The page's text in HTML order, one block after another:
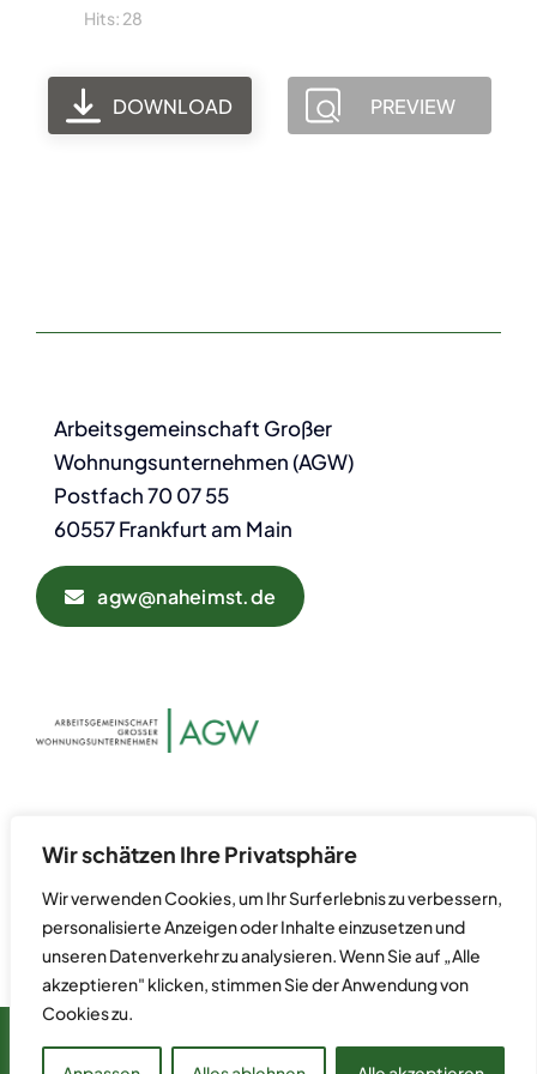
Wir schätzen Ihre Privatsphäre
Wir verwenden Cookies, um Ihr Surferlebnis zu verbessern,
personalisierte Anzeigen oder Inhalte einzusetzen und
unseren Datenverkehr zu analysieren. Wenn Sie auf „Alle
akzeptieren" klicken, stimmen Sie der Anwendung von
Cookies zu.
Hits: 28
DOWNLOAD PREVIEW
Arbeitsgemeinschaft Großer
Wohnungsunternehmen (AGW)
Postfach 70 07 55
60557 Frankfurt am Main
agw@naheimst.de
© 2024 Arbeitsgemeinschaft Großer Wohnungsunternehmen
(AGW) • Postfach 70 07 55 • 60557 Frankfurt am Main